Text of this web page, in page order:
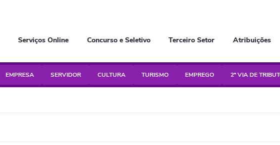
Serviços Online Concurso e Seletivo Terceiro Setor Atribuições
EMPRESA SERVIDOR CULTURA TURISMO EMPREGO 2ª VIA DE